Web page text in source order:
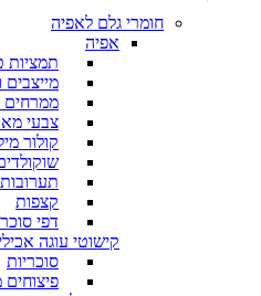
חומרי גלם לאפיה
אפיה
תמציות
ממרחים
צבעי
קולור
קצפות
דפי
קישוטי עוגה
סוכריות